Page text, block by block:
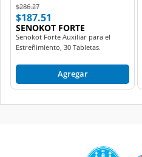
Price reduced from
$286.27to
$187.51
SENOKOT FORTE
Senokot Forte Auxiliar para el
Estreñimiento, 30 Tabletas.
Agregar